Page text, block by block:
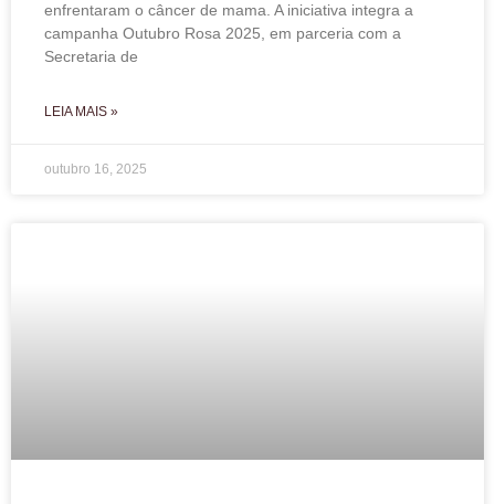
enfrentaram o câncer de mama. A iniciativa integra a
campanha Outubro Rosa 2025, em parceria com a
Secretaria de
LEIA MAIS »
outubro 16, 2025